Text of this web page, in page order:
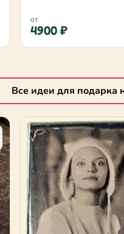
от
4900 ₽
Все идеи для подарка